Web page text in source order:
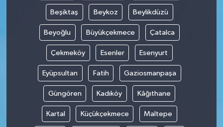
Beşiktaş Beykoz Beylikdüzü
Beyoğlu Büyükçekmece Çatalca
Çekmeköy Esenler Esenyurt
Eyüpsultan Fatih Gaziosmanpaşa
Güngören Kadıköy Kâğıthane
Kartal Küçükçekmece Maltepe